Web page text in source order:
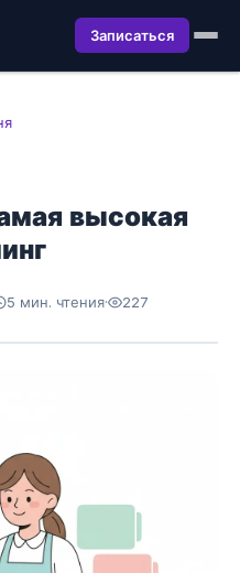
Записаться
высокая
5 мин. чтения· 227